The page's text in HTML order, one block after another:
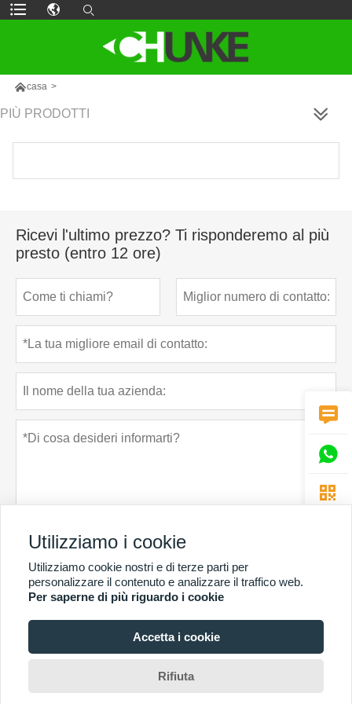
casa >
PIÙ PRODOTTI
Ricevi l'ultimo prezzo? Ti risponderemo al più
presto (entro 12 ore)
presentare Politica sulla riservatezza
Copyright di © Guangzhou Chunke Environmental Technology Co. Ltd. E-mail:



Utilizziamo i cookie
Utilizziamo cookie nostri e di terze parti per
personalizzare il contenuto e analizzare il traffico web.
Per saperne di più riguardo i cookie
Accetta i cookie
Rifiuta